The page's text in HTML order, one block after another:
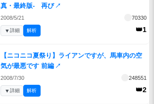
真・最終版- 再び ↗
2008/5/21 70330
👑1
▼詳細 解析
【ニコニコ夏祭り】ライアンですが、馬車内の空
気が最悪です 前編 ↗
2008/7/30 248551
👑2
▼詳細 解析